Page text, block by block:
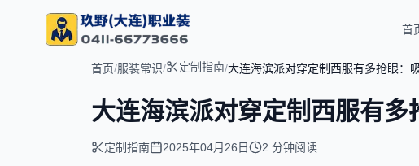
首
首页/服装常识/ 定制指南/大连海滨派对穿定制西服有多抢眼：
大连海滨派对穿定制西服有
定制指南 2025年04月26日
2 分钟阅读